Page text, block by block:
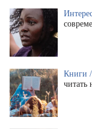
Книги /
читать